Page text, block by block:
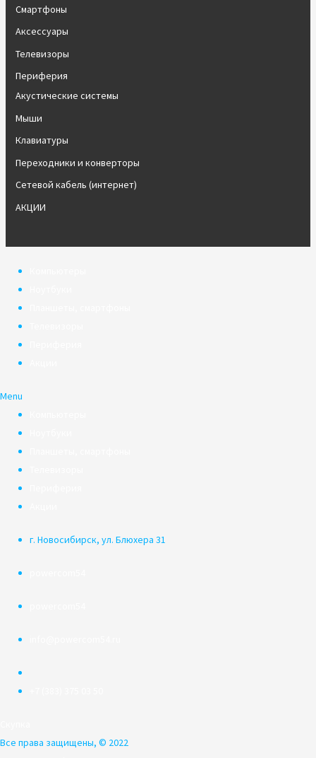
Смартфоны
Аксессуары
Телевизоры
Периферия
Акустические системы
Мыши
Клавиатуры
Переходники и конверторы
Сетевой кабель (интернет)
АКЦИИ
Menu
г. Новосибирск, ул. Блюхера 31
Все права защищены, © 2022